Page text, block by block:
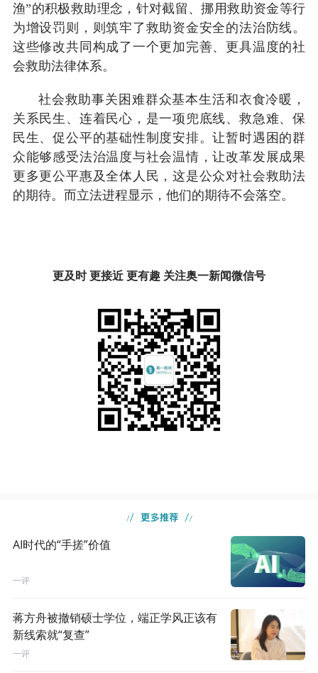
渔”的积极救助理念，针对截留、挪用救助资金等行
为增设罚则，则筑牢了救助资金安全的法治防线。
这些修改共同构成了一个更加完善、更具温度的社
会救助法律体系。
社会救助事关困难群众基本生活和衣食冷暖，
关系民生、连着民心，是一项兜底线、救急难、保
民生、促公平的基础性制度安排。让暂时遇困的群
众能够感受法治温度与社会温情，让改革发展成果
更多更公平惠及全体人民，这是公众对社会救助法
的期待。而立法进程显示，他们的期待不会落空。
更及时 更接近 更有趣 关注奥一新闻微信号
AI时代的“手搓”价值
一评
蒋方舟被撤销硕士学位，端正学风正该有
新线索就“复查”
一评